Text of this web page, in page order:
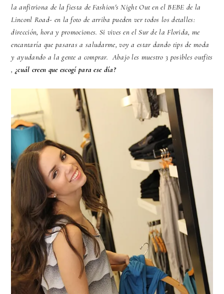
la anfitriona de la fiesta de Fashion's Night Out en el BEBE de la
Linconl Road- en la foto de arriba pueden ver todos los detalles:
dirección, hora y promociones. Si vives en el Sur de la Florida, me
encantaría que pasaras a saludarme, voy a estar dando tips de moda
y ayudando a la gente a comprar. Abajo les muestro 3 posibles outfits
, ¿cuál creen que escogí para ese día?